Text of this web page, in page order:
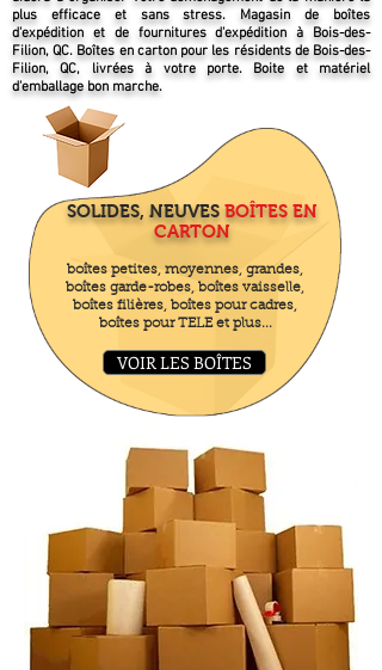
plus efficace et sans stress. Magasin de boîtes
d'expédition et de fournitures d'expédition à Bois-des-
Filion, QC. Boîtes en carton pour les résidents de Bois-des-
Filion, QC, livrées à votre porte. Boite et matériel
d'emballage bon marche.
SOLIDES, NEUVES BOÎTES EN
CARTON
boîtes petites, moyennes, grandes,
boîtes garde-robes, boîtes vaisselle,
boîtes filières, boîtes pour cadres,
boîtes pour TELE et plus...
VOIR LES BOÎTES